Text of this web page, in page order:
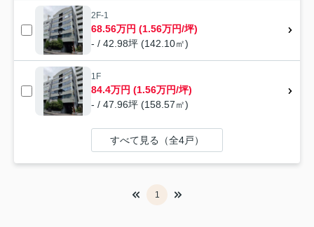
2F-1
68.56万円 (1.56万円/坪)
- / 42.98坪 (142.10㎡)
1F
84.4万円 (1.56万円/坪)
- / 47.96坪 (158.57㎡)
すべて見る（全4戸）
1